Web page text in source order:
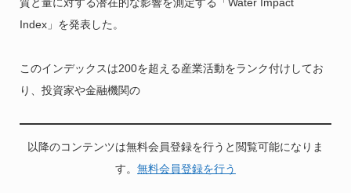
Index」を発表した。
このインデックスは200を超える産業活動をランク付けしてお
り、投資家や金融機関の
以降のコンテンツは無料会員登録を行うと閲覧可能になりま
す。 無料会員登録を行う